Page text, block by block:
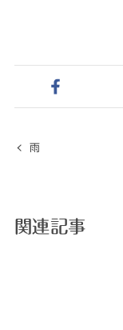
雨
関連記事